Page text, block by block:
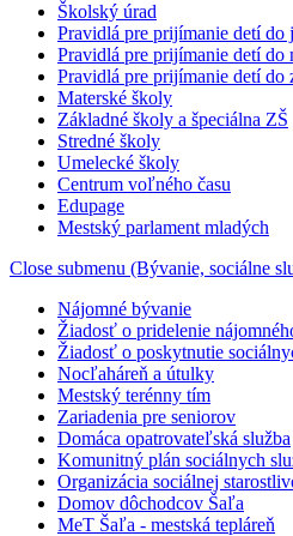
Školský úrad
Pravidlá pre prijímanie detí do
Pravidlá pre prijímanie detí do
Pravidlá pre prijímanie detí do
Materské školy
Základné školy a špeciálna ZŠ
Stredné školy
Umelecké školy
Centrum voľného času
Edupage
Mestský parlament mladých
Close submenu (Bývanie, sociálne
Nájomné bývanie
Žiadosť o pridelenie
Žiadosť o poskytnutie
Nocľaháreň a útulky
Mestský terénny tím
Zariadenia pre seniorov
Domáca opatrovateľská služba
Komunitný plán sociálnych
Organizácia sociálnej
Domov dôchodcov Šaľa
MeT Šaľa - mestská tepláreň